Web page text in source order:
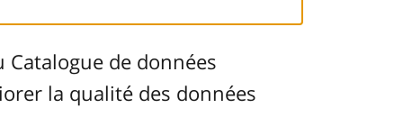
de données
la qualité des données